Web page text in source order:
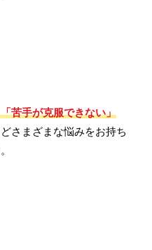
苦手が克服できない」
さまざまな悩みをお持ち